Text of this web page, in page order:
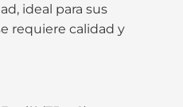
ideal para sus
requiere calidad y